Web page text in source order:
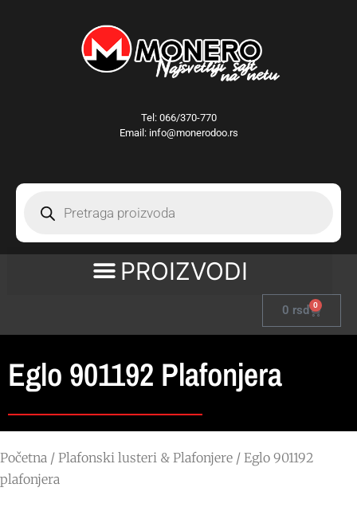
Tel: 066/370-770
Email: info@monerodoo.rs
0 rsd 0
Eglo 901192 Plafonjera
Početna / Plafonski lusteri & Plafonjere / Eglo 901192
plafonjera